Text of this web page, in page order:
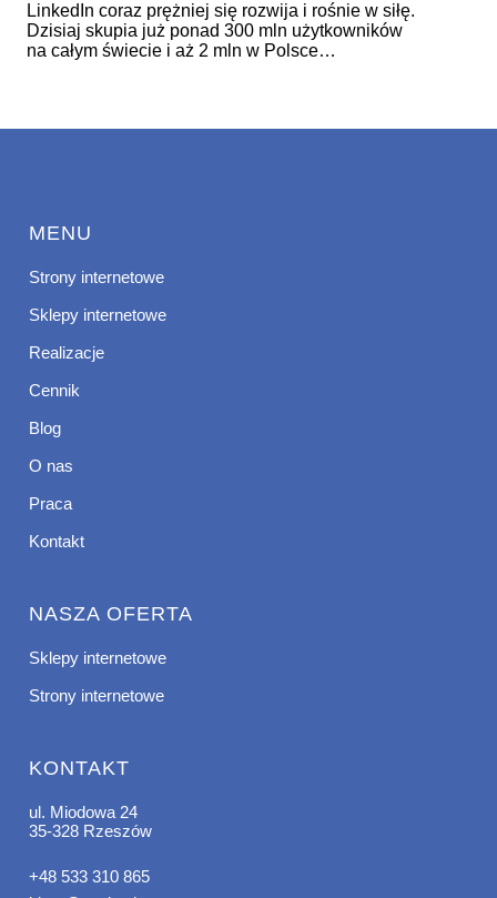
LinkedIn coraz prężniej się rozwija i rośnie w siłę.
Dzisiaj skupia już ponad 300 mln użytkowników
na całym świecie i aż 2 mln w Polsce…
MENU
Strony internetowe
Sklepy internetowe
Realizacje
Cennik
Blog
O nas
Praca
Kontakt
NASZA OFERTA
Sklepy internetowe
Strony internetowe
KONTAKT
ul. Miodowa 24
35-328 Rzeszów
+48 533 310 865